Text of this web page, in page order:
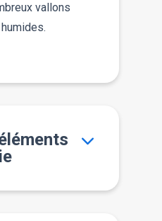
vallons